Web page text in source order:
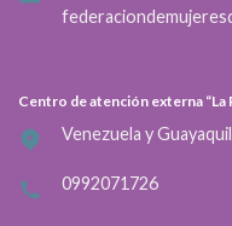
Centro de atención externa “La
Venezuela y
0992071726